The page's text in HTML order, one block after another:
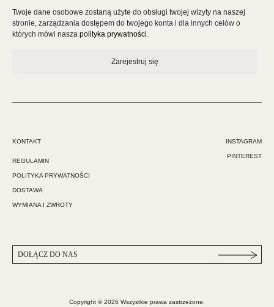
Twoje dane osobowe zostaną użyte do obsługi twojej wizyty na naszej
stronie, zarządzania dostępem do twojego konta i dla innych celów o
których mówi nasza polityka prywatności.
Zarejestruj się
KONTAKT
REGULAMIN
POLITYKA PRYWATNOŚCI
DOSTAWA
WYMIANA I ZWROTY
INSTAGRAM
PINTEREST
Copyright © 2026 Wszystkie prawa zastrzeżone.